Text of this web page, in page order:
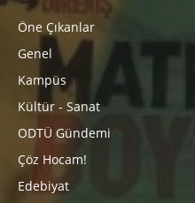
Öne Çıkanlar
Genel
Kampüs
Kültür - Sanat
ODTÜ Gündemi
Çöz Hocam!
Edebiyat